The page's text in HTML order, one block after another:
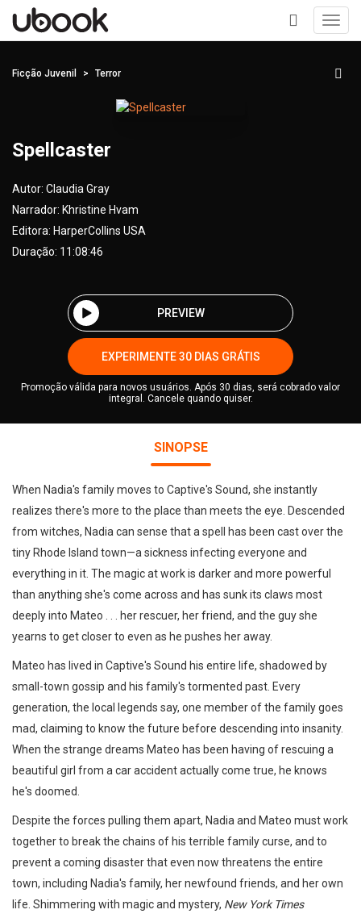
+
Ficção Juvenil Terror
Spellcaster
Autor: Claudia Gray
Narrador: Khristine Hvam
Editora: HarperCollins USA
Duração: 11:08:46
PREVIEW
EXPERIMENTE 30 DIAS GRÁTIS
Promoção válida para novos usuários. Após 30 dias, será cobrado valor
integral. Cancele quando quiser.
SINOPSE
When Nadia's family moves to Captive's Sound, she instantly
realizes there's more to the place than meets the eye. Descended
from witches, Nadia can sense that a spell has been cast over the
tiny Rhode Island town—a sickness infecting everyone and
everything in it. The magic at work is darker and more powerful
than anything she's come across and has sunk its claws most
deeply into Mateo . . . her rescuer, her friend, and the guy she
yearns to get closer to even as he pushes her away.
Mateo has lived in Captive's Sound his entire life, shadowed by
small-town gossip and his family's tormented past. Every
generation, the local legends say, one member of the family goes
mad, claiming to know the future before descending into insanity.
When the strange dreams Mateo has been having of rescuing a
beautiful girl from a car accident actually come true, he knows
he's doomed.
Despite the forces pulling them apart, Nadia and Mateo must work
together to break the chains of his terrible family curse, and to
prevent a coming disaster that even now threatens the entire
town, including Nadia's family, her newfound friends, and her own
life. Shimmering with magic and mystery, New York Times